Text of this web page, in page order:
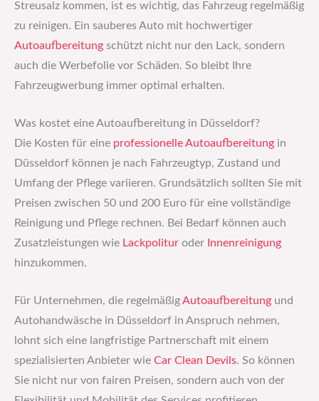
Streusalz kommen, ist es wichtig, das Fahrzeug regelmäßig
zu reinigen. Ein sauberes Auto mit hochwertiger
Autoaufbereitung schützt nicht nur den Lack, sondern
auch die Werbefolie vor Schäden. So bleibt Ihre
Fahrzeugwerbung immer optimal erhalten.
Was kostet eine Autoaufbereitung in Düsseldorf?
Die Kosten für eine professionelle Autoaufbereitung in
Düsseldorf können je nach Fahrzeugtyp, Zustand und
Umfang der Pflege variieren. Grundsätzlich sollten Sie mit
Preisen zwischen 50 und 200 Euro für eine vollständige
Reinigung und Pflege rechnen. Bei Bedarf können auch
Zusatzleistungen wie Lackpolitur oder Innenreinigung
hinzukommen.
Für Unternehmen, die regelmäßig Autoaufbereitung und
Autohandwäsche in Düsseldorf in Anspruch nehmen,
lohnt sich eine langfristige Partnerschaft mit einem
spezialisierten Anbieter wie Car Clean Devils. So können
Sie nicht nur von fairen Preisen, sondern auch von der